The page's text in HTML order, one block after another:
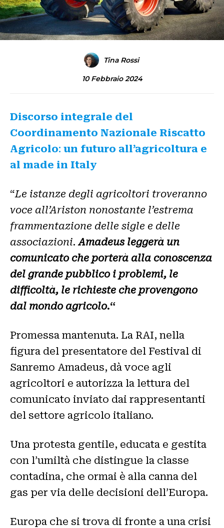
Tina Rossi
10 Febbraio 2024
Discorso integrale del
Coordinamento Nazionale Riscatto
Agricolo: un futuro all’agricoltura e
al made in Italy
“Le istanze degli agricoltori troveranno
voce all’Ariston nonostante l’estrema
frammentazione delle sigle e delle
associazioni.Amadeus leggerà un
comunicato che porterà alla conoscenza
del grande pubblico i problemi, le
difficoltà, le richieste che provengono
dal mondo agricolo.“
Promessa mantenuta. La RAI, nella
figura del presentatore del Festival di
Sanremo Amadeus, dà voce agli
agricoltori e autorizza la lettura del
comunicato inviato dai rappresentanti
del settore agricolo italiano.
Una protesta gentile, educata e gestita
con l’umiltà che distingue la classe
contadina, che ormai è alla canna del
gas per via delle decisioni dell’Europa.
Europa che si trova di fronte a una crisi